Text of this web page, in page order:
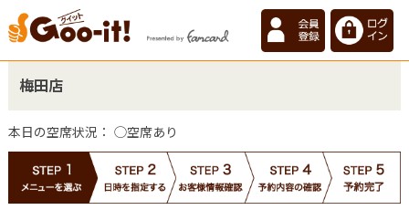
梅田店
本日の空席状況： ◯空席あり